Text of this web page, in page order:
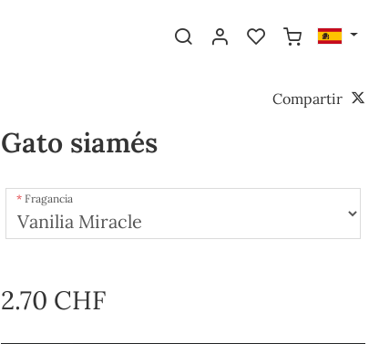
Compartir
Gato siamés
Fragancia
2.70 CHF